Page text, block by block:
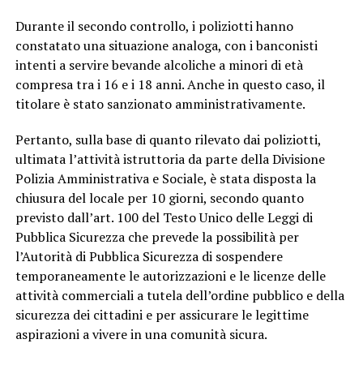
Durante il secondo controllo, i poliziotti hanno
constatato una situazione analoga, con i banconisti
intenti a servire bevande alcoliche a minori di età
compresa tra i 16 e i 18 anni. Anche in questo caso, il
titolare è stato sanzionato amministrativamente.
Pertanto, sulla base di quanto rilevato dai poliziotti,
ultimata l’attività istruttoria da parte della Divisione
Polizia Amministrativa e Sociale, è stata disposta la
chiusura del locale per 10 giorni, secondo quanto
previsto dall’art. 100 del Testo Unico delle Leggi di
Pubblica Sicurezza che prevede la possibilità per
l’Autorità di Pubblica Sicurezza di sospendere
temporaneamente le autorizzazioni e le licenze delle
attività commerciali a tutela dell’ordine pubblico e della
sicurezza dei cittadini e per assicurare le legittime
aspirazioni a vivere in una comunità sicura.